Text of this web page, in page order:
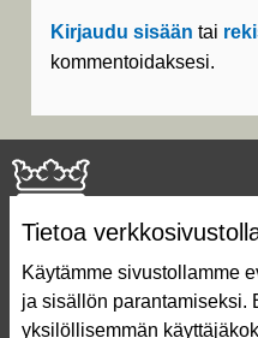
Tietoa
Käytämme sivustollamme
ja sisällön parantamiseksi.
yksilöllisemmän
Kirjaudu sisään tai
kommentoidaksesi.
Näin äänestät
Asukasbudjetin vaiheet